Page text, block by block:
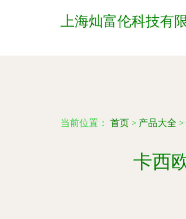
上海灿富伦科技有
当前位置： 首页 > 产品大全 >
卡西